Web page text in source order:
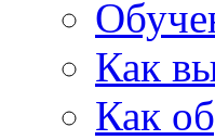
Как
Как